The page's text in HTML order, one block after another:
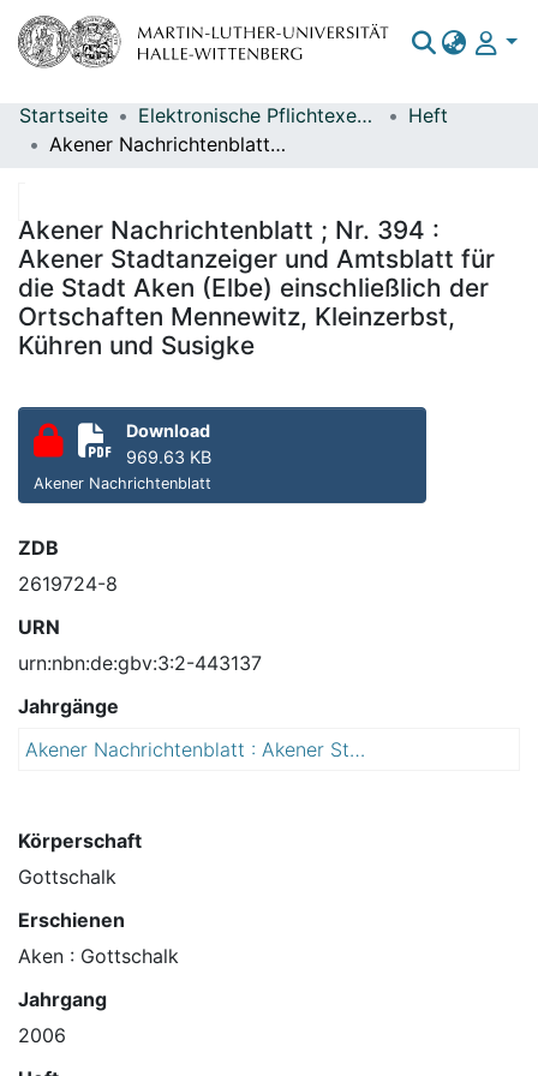
Bereiche & Sammlungen
Statistiken
Startseite Elektronische Pflichtexemplare
Heft
Akener Nachrichtenblatt ; Nr. 394 : Akener Stadtanzeiger und Amtsblatt für die Stadt Aken (Elbe) einschließlich der Ortschaften Mennewitz, Kleinzerbst, Kühren und Susigke
Akener Nachrichtenblatt ; Nr. 394 :
Akener Stadtanzeiger und Amtsblatt für
die Stadt Aken (Elbe) einschließlich der
Ortschaften Mennewitz, Kleinzerbst,
Kühren und Susigke
Download
969.63 KB
Akener Nachrichtenblatt
ZDB
2619724-8
URN
urn:nbn:de:gbv:3:2-443137
Jahrgänge
Akener Nachrichtenblatt : Akener Stadtanzeiger und Amtsblatt für die Stadt Aken (Elbe) einschließlich der Ortschaften Mennewitz, Kleinzerbst, Kühren und Susigke
Körperschaft
Gottschalk
Erschienen
Aken : Gottschalk
Jahrgang
2006